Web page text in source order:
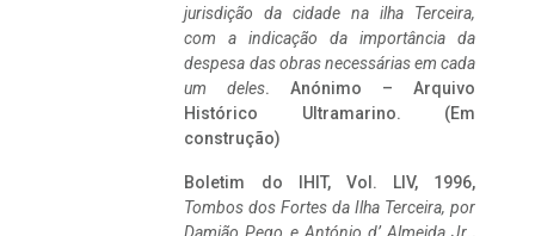
jurisdição da cidade na ilha Terceira,
com a indicação da importância da
despesa das obras necessárias em cada
um deles. Anónimo – Arquivo
Histórico Ultramarino. (Em
construção)
Boletim do IHIT, Vol. LIV, 1996,
Tombos dos Fortes da Ilha Terceira, por